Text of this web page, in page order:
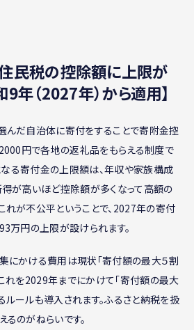
民税の控除額に上限が
年（2027年）から適用】
んだ自治体に寄付をすることで寄附金控
円で各地の返礼品をもらえる制度で
なる寄付金の上限額は、年収や家族構成
得が高いほど控除額が多くなって高額の
れが不公平ということで、2027年の寄付
万円の上限が設けられます。
にかける費用は現状「寄付額の最大５割
これを2029年までにかけて「寄付額の最大
ルールも導入されます。ふるさと納税を扱
のがねらいです。